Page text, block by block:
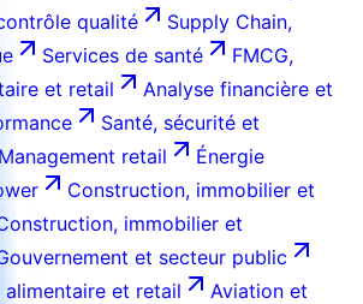
qualité
Supply Chain,
Services de santé
FMCG,
et retail
Analyse financière et
Santé, sécurité et
Management retail
Énergie
Construction, immobilier et
immobilier et
et secteur public
et retail
Aviation et